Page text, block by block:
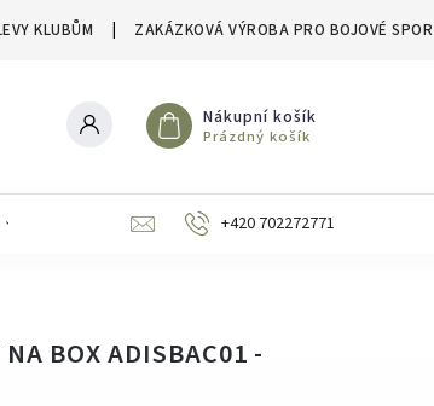
KLUBŮM ZAKÁZKOVÁ VÝROBA PRO BOJOVÉ
Nákupní košík
Prázdný košík
SLEVY A VÝPRODEJE
+420 702272771
BOX ADISBAC01 -